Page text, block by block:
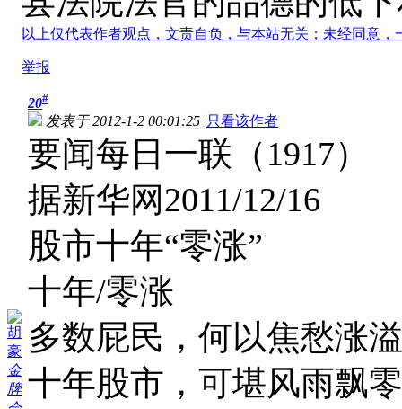
以上仅代表作者观点，文责自负，与本站无关；未经同意
举报
胡
豪
金
牌
20#
发表于 2012-1-2 00:01:25 |只看该作者
要闻每日一联（1917）
据新华网2011/12/16
股市十年“零涨”
十年/零涨
多数屁民，何以焦愁涨
十年股市，可堪风雨飘